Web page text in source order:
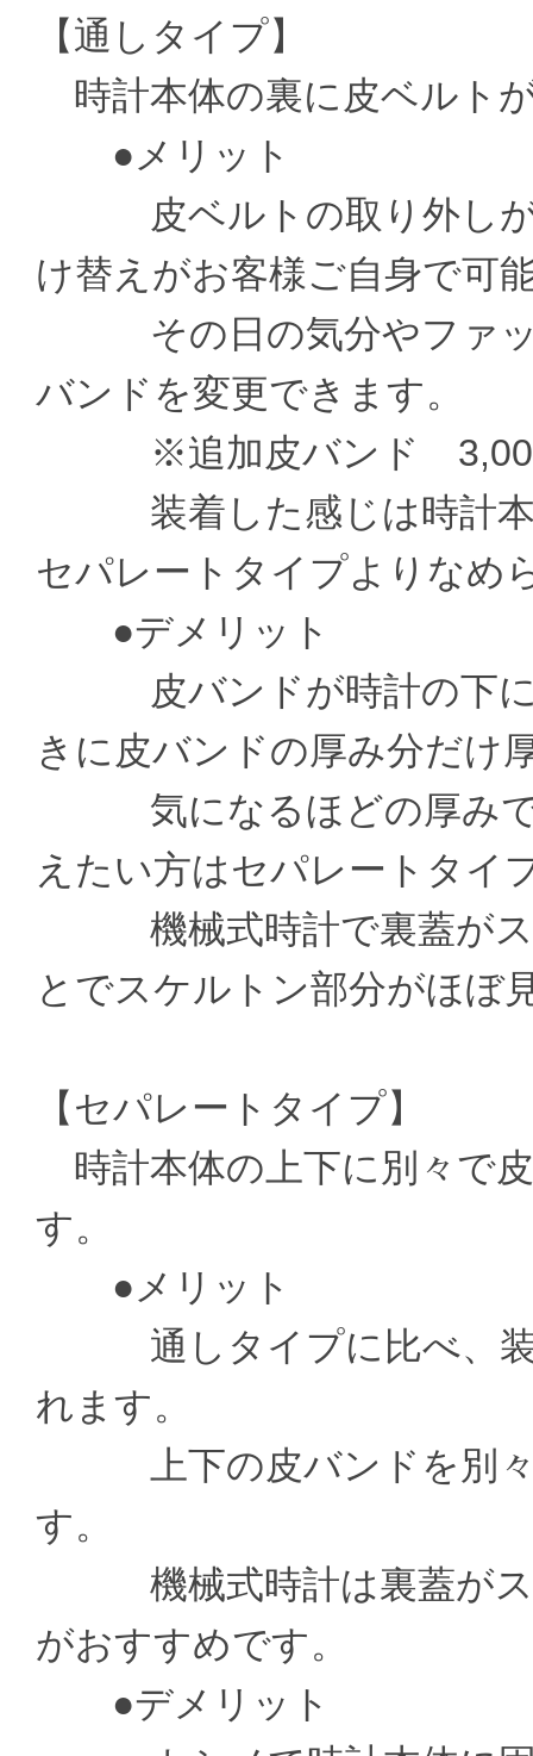
【通しタイプ】
時計本体の裏に皮ベルト
●メリット
皮ベルトの取り外しが
け替えがお客様ご自身で可
その日の気分やファッ
バンドを変更できます。
※追加皮バンド 3,000
装着した感じは時計本
セパレートタイプよりなめ
●デメリット
皮バンドが時計の下に
きに皮バンドの厚み分だけ
気になるほどの厚みで
えたい方はセパレートタイ
機械式時計で裏蓋がス
とでスケルトン部分がほぼ
【セパレートタイプ】
時計本体の上下に別々で
す。
●メリット
通しタイプに比べ、装
れます。
上下の皮バンドを別々
す。
機械式時計は裏蓋がス
がおすすめです。
●デメリット